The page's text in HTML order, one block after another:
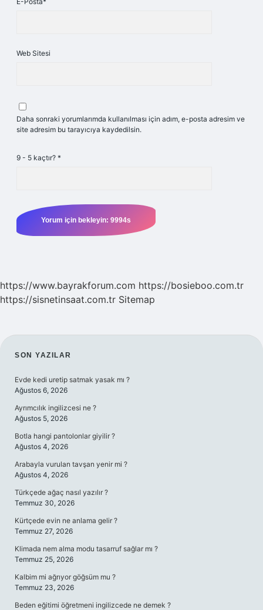
Web Sitesi
Daha sonraki yorumlarımda kullanılması için adım, e-posta adresim ve
site adresim bu tarayıcıya kaydedilsin.
9 - 5 kaçtır? *
https://www.bayrakforum.com https://bosieboo.com.tr
https://sisnetinsaat.com.tr Sitemap
SIDEBAR
SON YAZILAR
Evde kedi uretip satmak yasak mı ?
Ağustos 6, 2026
Ayrımcılık ingilizcesi ne ?
Ağustos 5, 2026
Botla hangi pantolonlar giyilir ?
Ağustos 4, 2026
Arabayla vurulan tavşan yenir mi ?
Ağustos 4, 2026
Türkçede ağaç nasıl yazılır ?
Temmuz 30, 2026
Kürtçede evin ne anlama gelir ?
Temmuz 27, 2026
Klimada nem alma modu tasarruf sağlar mı ?
Temmuz 25, 2026
Kalbim mi ağrıyor göğsüm mu ?
Temmuz 23, 2026
Beden eğitimi öğretmeni ingilizcede ne demek ?